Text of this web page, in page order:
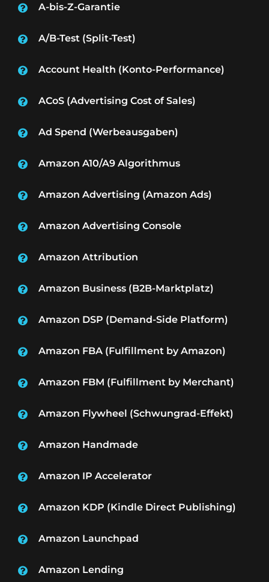
A-bis-Z-Garantie
A/B-Test (Split-Test)
Account Health (Konto-Performance)
ACoS (Advertising Cost of Sales)
Ad Spend (Werbeausgaben)
Amazon A10/A9 Algorithmus
Amazon Advertising (Amazon Ads)
Amazon Advertising Console
Amazon Attribution
Amazon Business (B2B-Marktplatz)
Amazon DSP (Demand-Side Platform)
Amazon FBA (Fulfillment by Amazon)
Amazon FBM (Fulfillment by Merchant)
Amazon Flywheel (Schwungrad-Effekt)
Amazon Handmade
Amazon IP Accelerator
Amazon KDP (Kindle Direct Publishing)
Amazon Launchpad
Amazon Lending